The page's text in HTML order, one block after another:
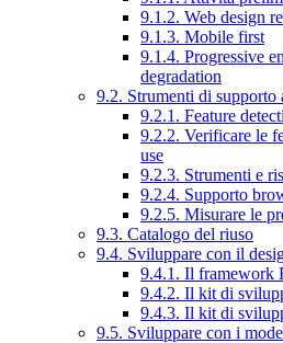
9.1.2. Web design
9.1.3. Mobile first
9.1.4. Progressive
degradation
9.2. Strumenti di
9.2.1. Feature
9.2.2. Verificare le
use
9.2.3. Strumenti e
9.2.4. Supporto
9.2.5. Misurare le
9.3. Catalogo del riuso
9.4. Sviluppare con il
9.4.1. Il framework
9.4.2. Il kit di
9.4.3. Il kit di
9.5. Sviluppare con i